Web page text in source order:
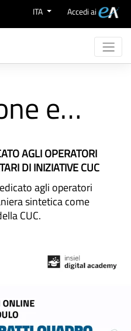
ITA Accedi ai
SupportoFormazione eAppaltiCQ
AGLI OPERATORI
DI INIZIATIVE CUC
agli operatori
sintetica come
CUC.